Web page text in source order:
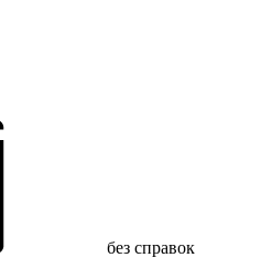
без справок